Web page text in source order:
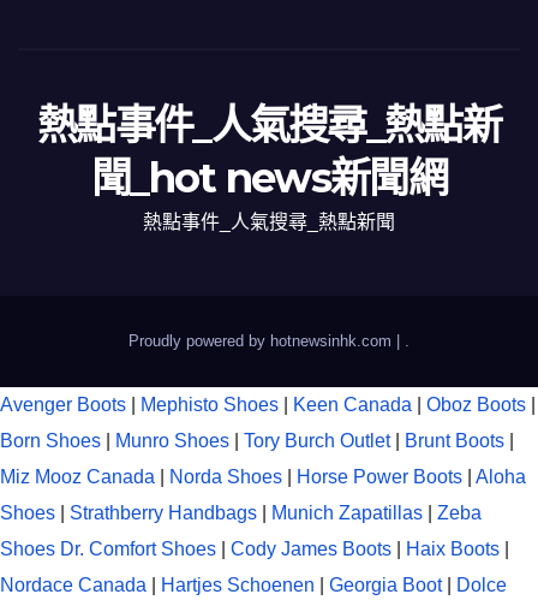
熱點事件_人氣搜尋_熱點新
聞_hot news新聞網
熱點事件_人氣搜尋_熱點新聞
Proudly powered by hotnewsinhk.com |
Avenger Boots Mephisto Shoes Keen Canada Oboz Boots
Born Shoes
Munro Shoes Tory Burch Outlet Brunt Boots
Miz Mooz Canada
Norda Shoes Horse Power Boots
Aloha
Shoes
Strathberry Handbags Munich Zapatillas
Zeba
Shoes Dr. Comfort Shoes Cody James Boots Haix Boots
Nordace Canada
Hartjes Schoenen Georgia Boot| Dolce